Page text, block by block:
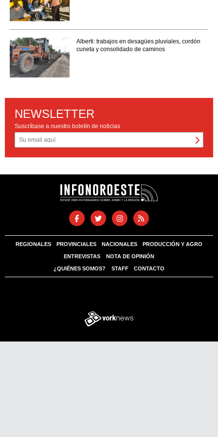
Alberti: trabajos en desagües pluviales, cordón
cuneta y consolidado de caminos
NEWSLETTER
Suscríbase a nuestro boletín de noticias
REGIONALES PROVINCIALES NACIONALES PRODUCCIÓN Y AGRO
ENTREVISTAS NOTA DE OPINIÓN
¿QUIÉNES SOMOS? STAFF CONTACTO